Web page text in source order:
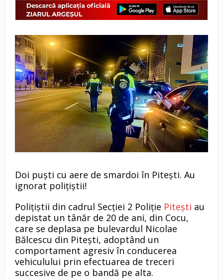
Doi puști cu aere de smardoi în Pitești. Au
ignorat polițiștii!
Polițiștii din cadrul Secției 2 Poliție Pitești au
depistat un tânăr de 20 de ani, din Cocu,
care se deplasa pe bulevardul Nicolae
Bălcescu din Pitești, adoptând un
comportament agresiv în conducerea
vehiculului prin efectuarea de treceri
succesive de pe o bandă pe alta.